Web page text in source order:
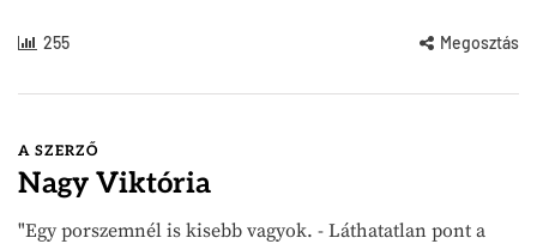
255 Megosztás
A SZERZŐ
Nagy Viktória
"Egy porszemnél is kisebb vagyok. - Láthatatlan pont a